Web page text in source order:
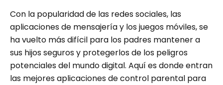
Con la popularidad de las redes sociales, las
aplicaciones de mensajería y los juegos móviles, se
ha vuelto más difícil para los padres mantener a
sus hijos seguros y protegerlos de los peligros
potenciales del mundo digital. Aquí es donde entran
las mejores aplicaciones de control parental para